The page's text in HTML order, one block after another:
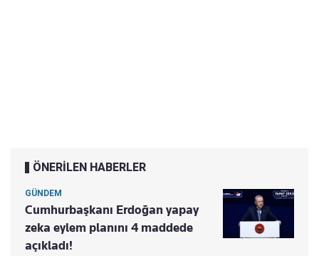
ÖNERİLEN HABERLER
GÜNDEM
Cumhurbaşkanı Erdoğan yapay
zeka eylem planını 4 maddede
açıkladı!